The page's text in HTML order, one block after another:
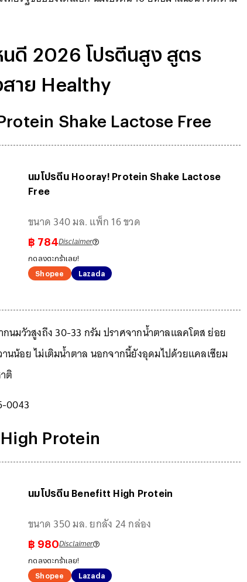
ดี 2026 โปรตีนสูง สูตร
าย Healthy
Shake Lactose Free
นมโปรตีน Hooray! Protein Shake Lactose
Free
ขนาด 340 มล. แพ็ก 16 ขวด
฿ 784Disclaimer
กดลงตะกร้าเลย!
Shopee
Lazada
นมวัวสูงถึง 30-33 กรัม ปราศจากน้ำตาลแลคโตส ย่อย
นน้อย ไม่เติมน้ำตาล นอกจากนี้ยังอุดมไปด้วยแคลเซียม
ติ
0043
Protein
นมโปรตีน Benefitt High Protein
ขนาด 350 มล. ยกลัง 24 กล่อง
฿ 980Disclaimer
กดลงตะกร้าเลย!
Shopee
Lazada